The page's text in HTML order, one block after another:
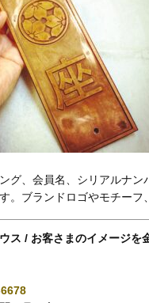
グ、会員名、シリアルナ
。ブランドロゴやモチーフ
ス / お客さまのイメージを